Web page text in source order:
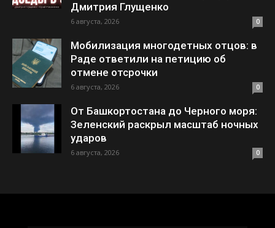
Дмитрия Глущенко
6 августа, 2026 0
Мобилизация многодетных отцов: в
Раде ответили на петицию об
отмене отсрочки
6 августа, 2026 0
От Башкортостана до Черного моря:
Зеленский раскрыл масштаб ночных
ударов
6 августа, 2026 0